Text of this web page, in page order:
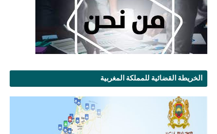
الخريطة القضائية للمملكة المغربية